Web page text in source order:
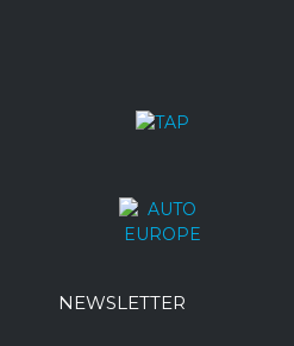
NEWSLETTER